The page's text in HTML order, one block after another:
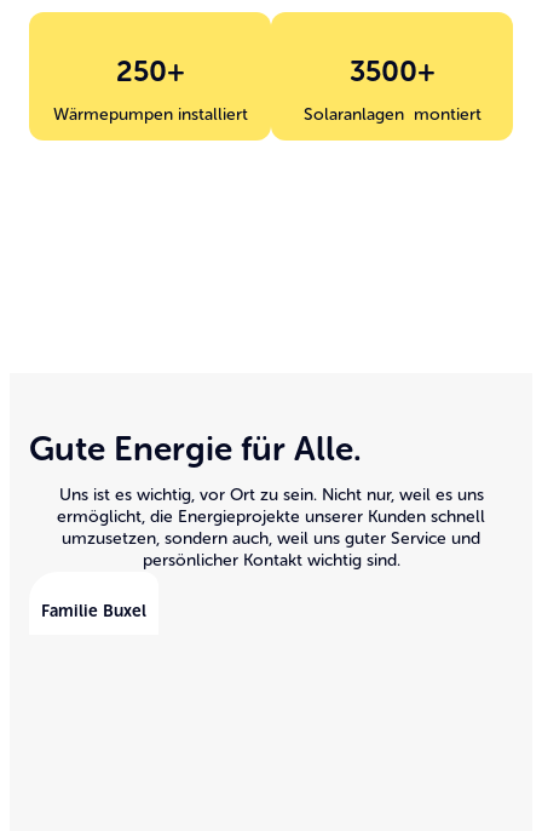
250+
Wärmepumpen installiert
3500+
Solaranlagen montiert
Gute Energie für Alle.
Uns ist es wichtig, vor Ort zu sein. Nicht nur, weil es uns
ermöglicht, die Energieprojekte unserer Kunden schnell
umzusetzen, sondern auch, weil uns guter Service und
persönlicher Kontakt wichtig sind.
Familie Buxel